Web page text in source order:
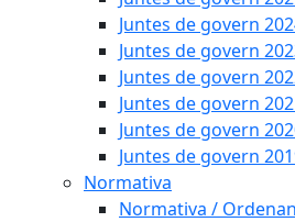
Juntes de govern
Juntes de govern
Juntes de govern
Juntes de govern
Juntes de govern
Juntes de govern
Normativa
Normativa /